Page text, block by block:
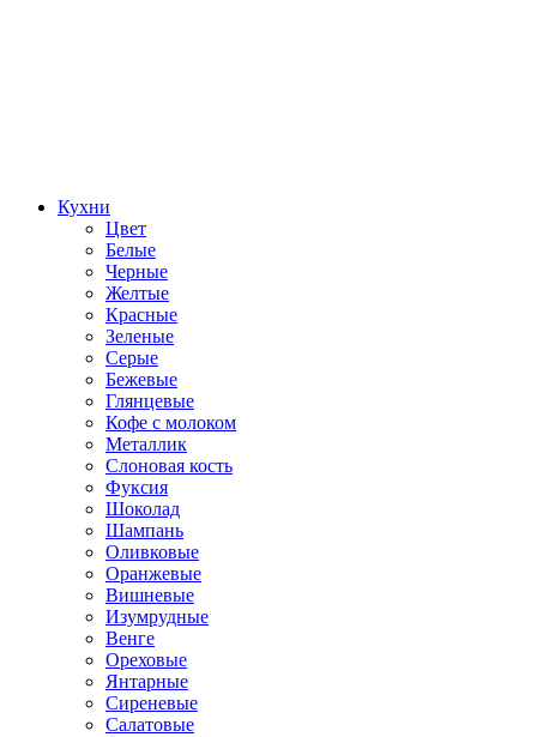
Кухни
Цвет
Белые
Черные
Желтые
Красные
Зеленые
Серые
Бежевые
Глянцевые
Кофе с молоком
Металлик
Слоновая кость
Фуксия
Шоколад
Шампань
Оливковые
Оранжевые
Вишневые
Изумрудные
Венге
Ореховые
Янтарные
Сиреневые
Салатовые